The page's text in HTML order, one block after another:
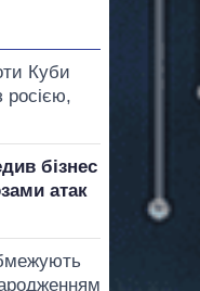
Куби
росією,
бізнес
атак